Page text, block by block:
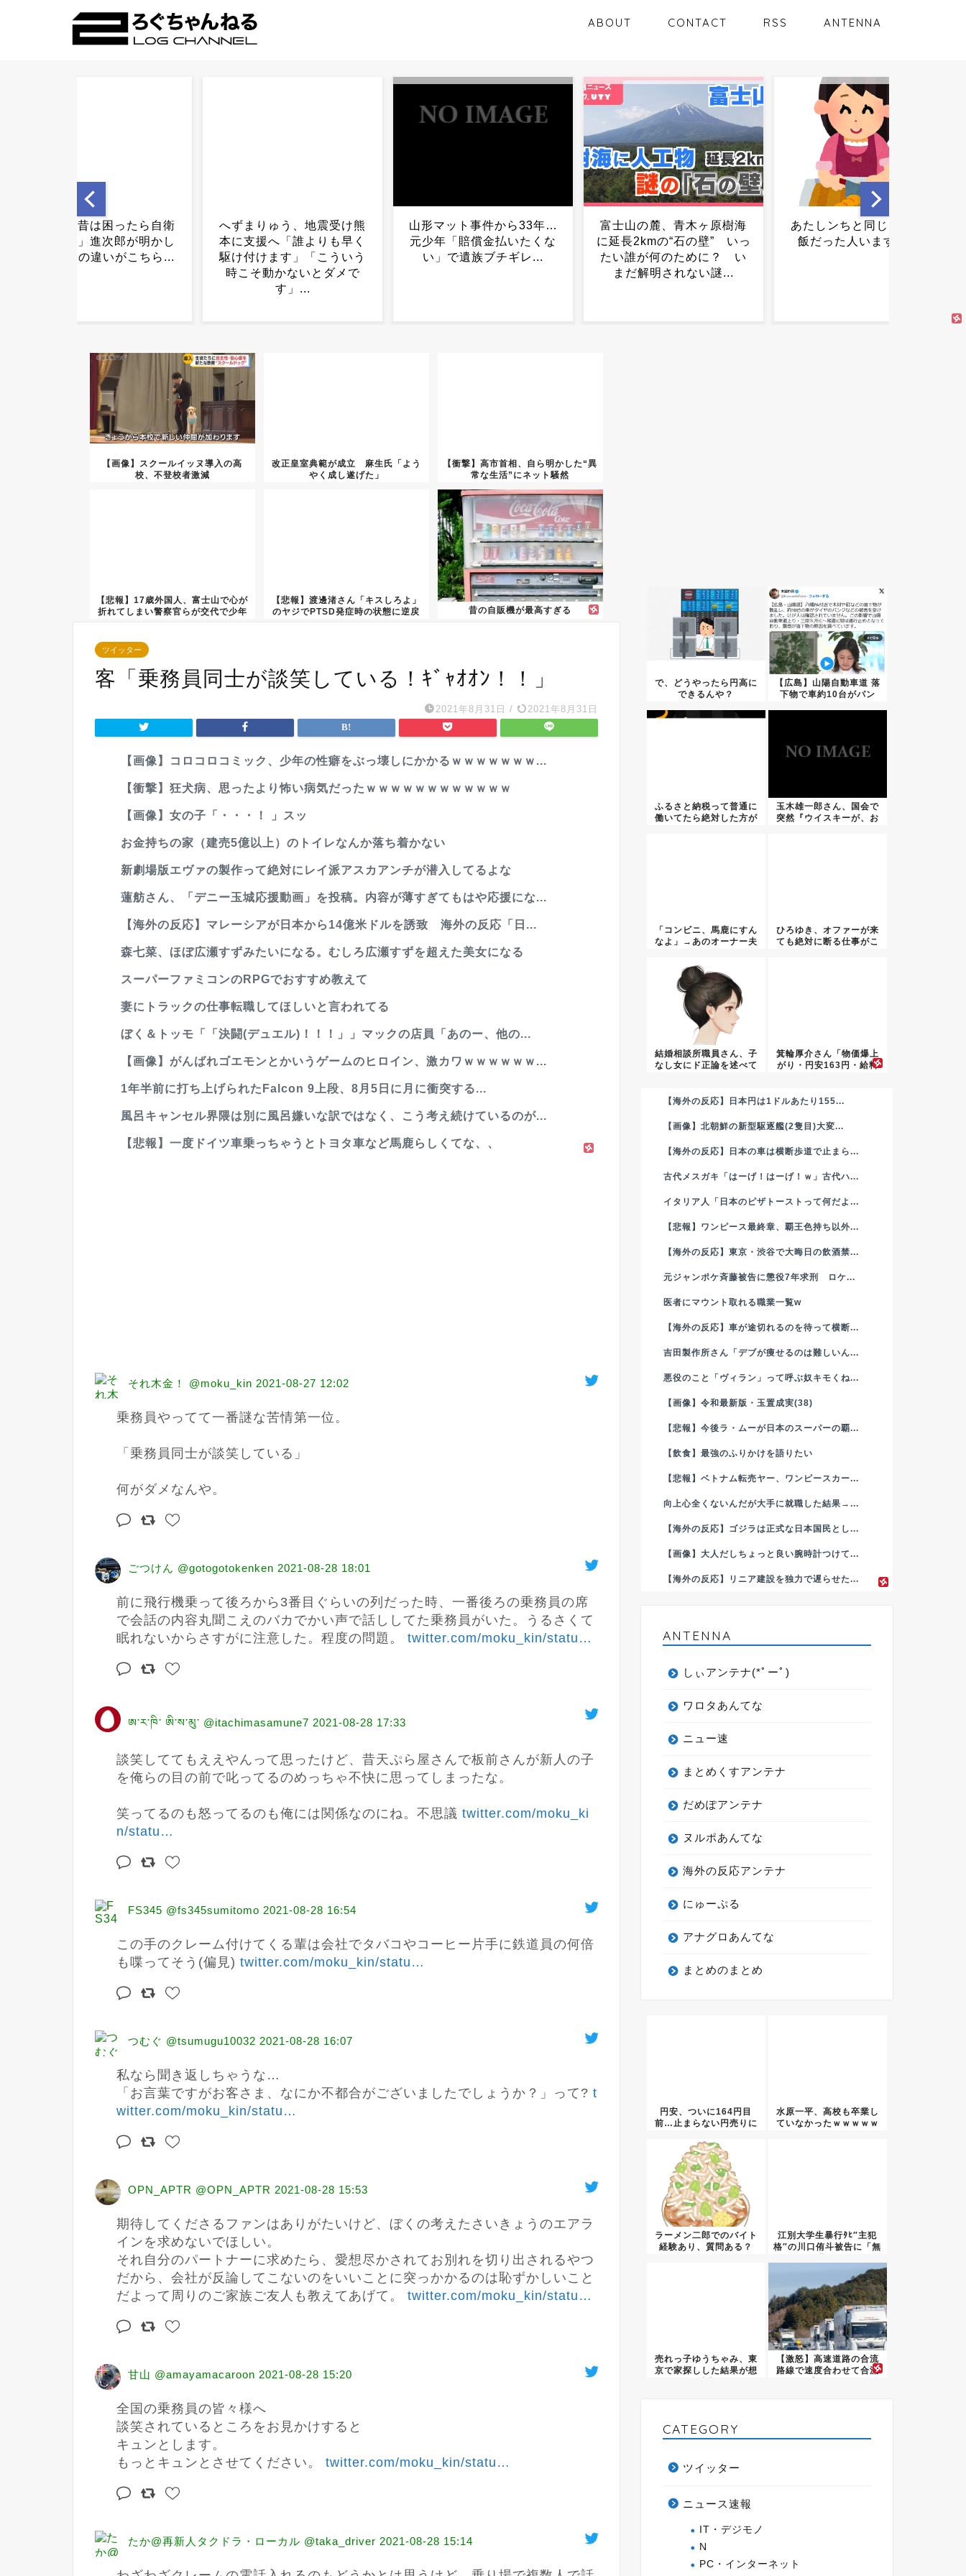
ABOUT CONTACT RSS ANTENNA
山形マット事件から33年…
元少年「賠償金払いたくな
い」で遺族ブチギレ...
富士山の麓、青木ヶ原樹海
に延長2kmの“石の壁” いっ
たい誰が何のために？ い
あたしンちと同じようなご
飯だった人いますか？...
報道はなぜ戦争を止められ
なかったのか…...
へずまりゅう、地震受け熊
本に支援へ「誰よりも早く
駆け付けます」「こういう
【画像】スクールイッヌ導入の高
校、不登校者激減
改正皇室典範が成立 麻生氏「よう
やく成し遂げた」
【衝撃】高市首相、自ら明かした“異
常な生活”にネット騒然
【悲報】17歳外国人、富士山で心が
折れてしまい警察官らが交代で少年
【悲報】渡邊渚さん「キスしろよ」
のヤジでPTSD発症時の状態に逆戻
昔の自販機が最高すぎる
ツイッター
客「乗務員同士が談笑している！ｷﾞｬｵｵﾝ！！」
2021年8月31日 / 2021年8月31日
【画像】コロコロコミック、少年の性癖をぶっ壊しにかかるｗｗｗｗｗｗｗ...
【衝撃】狂犬病、思ったより怖い病気だったｗｗｗｗｗｗｗｗｗｗｗｗ
【画像】女の子「・・・！ 」スッ
お金持ちの家（建売5億以上）のトイレなんか落ち着かない
新劇場版エヴァの製作って絶対にレイ派アスカアンチが潜入してるよな
蓮舫さん、「デニー玉城応援動画」を投稿。内容が薄すぎてもはや応援にな...
【海外の反応】マレーシアが日本から14億米ドルを誘致 海外の反応「日...
森七菜、ほぼ広瀬すずみたいになる。むしろ広瀬すずを超えた美女になる
スーパーファミコンのRPGでおすすめ教えて
妻にトラックの仕事転職してほしいと言われてる
ぼく＆トッモ「「決闘(デュエル)！！！」」マックの店員「あのー、他の...
【画像】がんばれゴエモンとかいうゲームのヒロイン、激カワｗｗｗｗｗｗ...
1年半前に打ち上げられたFalcon 9上段、8月5日に月に衝突する...
風呂キャンセル界隈は別に風呂嫌いな訳ではなく、こう考え続けているのが...
【悲報】一度ドイツ車乗っちゃうとトヨタ車など馬鹿らしくてな、、
それ木金！ @moku_kin 2021-08-27 12:02
乗務員やってて一番謎な苦情第一位。
「乗務員同士が談笑している」
何がダメなんや。
ごつけん @gotogotokenken 2021-08-28 18:01
前に飛行機乗って後ろから3番目ぐらいの列だった時、一番後ろの乗務員の席
で会話の内容丸聞こえのバカでかい声で話ししてた乗務員がいた。うるさくて
眠れないからさすがに注意した。程度の問題。 twitter.com/moku_kin/statu …
ཨ༌ར༌ཁི༌ ཨི༌ས༌མུ༌ @itachimasamune7 2021-08-28 17:33
談笑しててもええやんって思ったけど、昔天ぷら屋さんで板前さんが新人の子
を俺らの目の前で叱ってるのめっちゃ不快に思ってしまったな。
笑ってるのも怒ってるのも俺には関係なのにね。不思議 twitter.com/moku_ki
n/statu …
FS345 @fs345sumitomo 2021-08-28 16:54
この手のクレーム付けてくる輩は会社でタバコやコーヒー片手に鉄道員の何倍
も喋ってそう(偏見) twitter.com/moku_kin/statu …
つむぐ @tsumugu10032 2021-08-28 16:07
私なら聞き返しちゃうな…
「お言葉ですがお客さま、なにか不都合がございましたでしょうか？」って? t
witter.com/moku_kin/statu …
OPN_APTR @OPN_APTR 2021-08-28 15:53
期待してくださるファンはありがたいけど、ぼくの考えたさいきょうのエアラ
インを求めないでほしい。
それ自分のパートナーに求めたら、愛想尽かされてお別れを切り出されるやつ
だから、会社が反論してこないのをいいことに突っかかるのは恥ずかしいこと
だよって周りのご家族ご友人も教えてあげて。 twitter.com/moku_kin/statu …
甘山 @amayamacaroon 2021-08-28 15:20
全国の乗務員の皆々様へ
談笑されているところをお見かけすると
キュンとします。
もっとキュンとさせてください。 twitter.com/moku_kin/statu …
たか@再新人タクドラ・ローカル @taka_driver 2021-08-28 15:14
で、どうやったら円高に
できるんや？
【広島】山陽自動車道 落
下物で車約10台がパン
ふるさと納税って普通に
働いてたら絶対した方が
玉木雄一郎さん、国会で
突然『ウイスキーが、お
「コンビニ、馬鹿にすん
なよ」→あのオーナー夫
ひろゆき、オファーが来
ても絶対に断る仕事がこ
結婚相談所職員さん、子
なし女にド正論を述べて
箕輪厚介さん「物価爆上
がり・円安163円・給料
【海外の反応】日本円は1ドルあたり155...
【画像】北朝鮮の新型駆逐艦(2隻目)大変...
【海外の反応】日本の車は横断歩道で止まら...
古代メスガキ「はーげ！はーげ！ｗ」古代ハ...
イタリア人「日本のピザトーストって何だよ...
【悲報】ワンピース最終章、覇王色持ち以外...
【海外の反応】東京・渋谷で大晦日の飲酒禁...
元ジャンポケ斉藤被告に懲役7年求刑 ロケ...
医者にマウント取れる職業一覧w
【海外の反応】車が途切れるのを待って横断...
吉田製作所さん「デブが痩せるのは難しいん...
悪役のこと「ヴィラン」って呼ぶ奴キモくね...
【画像】令和最新版・玉置成実(38)
【悲報】今後ラ・ムーが日本のスーパーの覇...
【飲食】最強のふりかけを語りたい
【悲報】ベトナム転売ヤー、ワンピースカー...
向上心全くないんだが大手に就職した結果→...
【海外の反応】ゴジラは正式な日本国民とし...
【画像】大人だしちょっと良い腕時計つけて...
【海外の反応】リニア建設を独力で遅らせた...
ANTENNA
しぃアンテナ(*ﾟーﾟ)
ワロタあんてな
ニュー速
まとめくすアンテナ
だめぽアンテナ
ヌルポあんてな
海外の反応アンテナ
にゅーぷる
アナグロあんてな
まとめのまとめ
円安、ついに164円目
前…止まらない円売りに
水原一平、高校も卒業し
ていなかったｗｗｗｗｗ
ラーメン二郎でのバイト
経験あり、質問ある？
江別大学生暴行ﾀﾋ″主犯
格″の川口侑斗被告に「無
売れっ子ゆうちゃみ、東
京で家探しした結果が想
【激怒】高速道路の合流
路線で速度合わせて合流
CATEGORY
ツイッター
ニュース速報
IT・デジモノ
N
PC・インターネット